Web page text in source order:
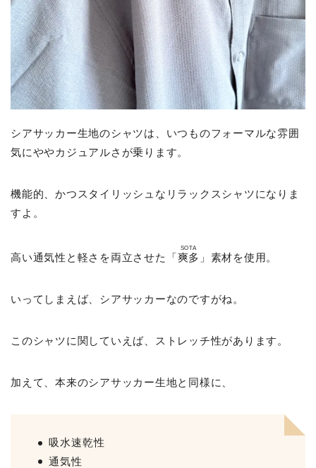
シアサッカー生地のシャツは、いつものフォーマルな雰囲
気にややカジュアルさが乗ります。
機能的、かつスタイリッシュなリラックスシャツになりま
すよ。
高い通気性と軽さを両立させた「爽多
SOTA
」素材を使用。
いってしまえば、シアサッカーなのですがね。
このシャツに関していえば、ストレッチ性があります。
加えて、本来のシアサッカー生地と同様に、
吸水速乾性
通気性